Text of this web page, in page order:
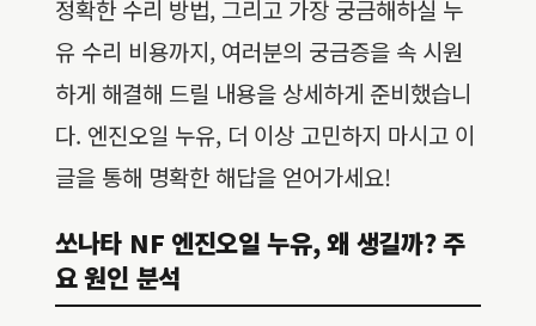
정확한 수리 방법, 그리고 가장 궁금해하실 누
유 수리 비용까지, 여러분의 궁금증을 속 시원
하게 해결해 드릴 내용을 상세하게 준비했습니
다. 엔진오일 누유, 더 이상 고민하지 마시고 이
글을 통해 명확한 해답을 얻어가세요!
쏘나타 NF 엔진오일 누유, 왜 생길까? 주
요 원인 분석